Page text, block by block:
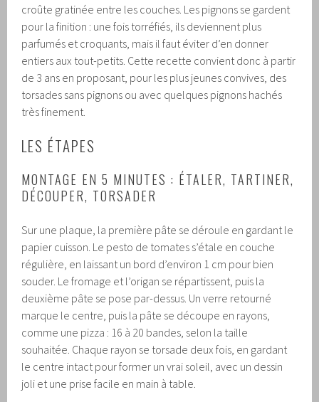
croûte gratinée entre les couches. Les pignons se gardent
pour la finition : une fois torréfiés, ils deviennent plus
parfumés et croquants, mais il faut éviter d’en donner
entiers aux tout-petits. Cette recette convient donc à partir
de 3 ans en proposant, pour les plus jeunes convives, des
torsades sans pignons ou avec quelques pignons hachés
très finement.
LES ÉTAPES
MONTAGE EN 5 MINUTES : ÉTALER, TARTINER,
DÉCOUPER, TORSADER
Sur une plaque, la première pâte se déroule en gardant le
papier cuisson. Le pesto de tomates s’étale en couche
régulière, en laissant un bord d’environ 1 cm pour bien
souder. Le fromage et l’origan se répartissent, puis la
deuxième pâte se pose par-dessus. Un verre retourné
marque le centre, puis la pâte se découpe en rayons,
comme une pizza : 16 à 20 bandes, selon la taille
souhaitée. Chaque rayon se torsade deux fois, en gardant
le centre intact pour former un vrai soleil, avec un dessin
joli et une prise facile en main à table.